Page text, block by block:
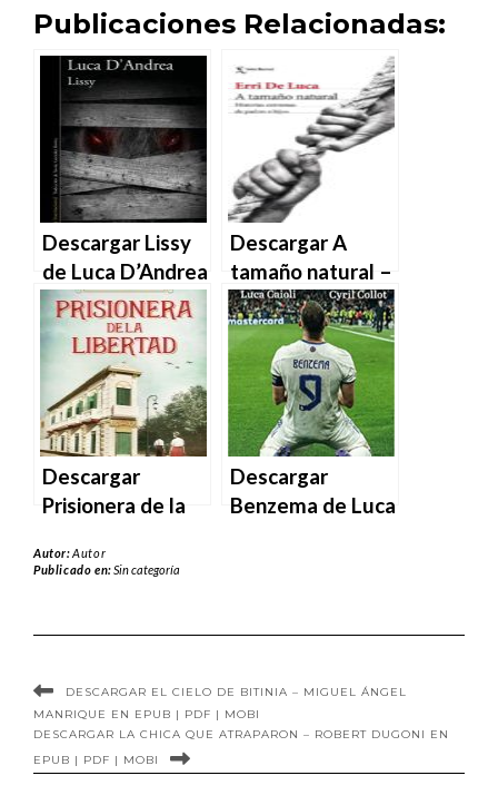
Publicaciones Relacionadas:
Descargar Lissy
de Luca D’Andrea
en EPUB | PDF |
MOBI
Descargar A
tamaño natural –
Erri de Luca en
EPUB | PDF |
MOBI
Descargar
Prisionera de la
di Fulvio en EPUB
Descargar
Benzema de Luca
Autor:Autor
Publicado en:Sin categoría
DESCARGAR EL CIELO DE BITINIA – MIGUEL ÁNGEL
MANRIQUE EN EPUB | PDF | MOBI
DESCARGAR LA CHICA QUE ATRAPARON – ROBERT DUGONI EN
EPUB | PDF | MOBI